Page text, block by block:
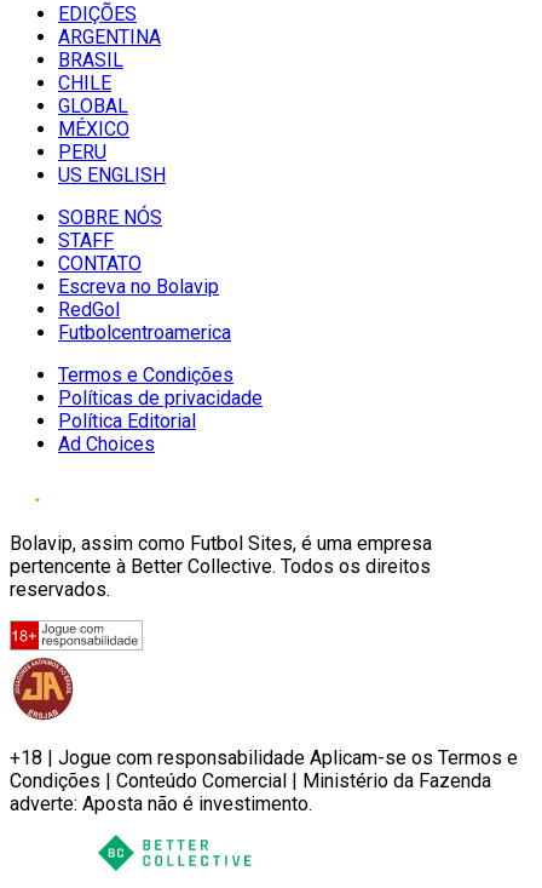
EDIÇÕES
ARGENTINA
BRASIL
CHILE
GLOBAL
MÉXICO
PERU
US ENGLISH
SOBRE NÓS
STAFF
CONTATO
Escreva no Bolavip
RedGol
Futbolcentroamerica
Termos e Condições
Políticas de privacidade
Política Editorial
Ad Choices
Bolavip, assim como Futbol Sites, é uma empresa
pertencente à Better Collective. Todos os direitos
reservados.
+18 | Jogue com responsabilidade Aplicam-se os Termos e
Condições | Conteúdo Comercial | Ministério da Fazenda
adverte: Aposta não é investimento.